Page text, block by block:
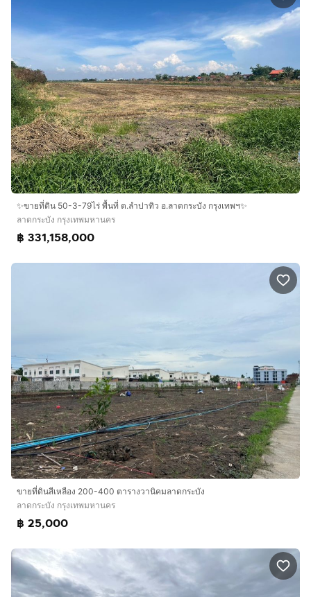
✨ขายที่ดิน 50-3-79ไร่ พื้นที่ ต.ลำปาทิว อ.ลาดกระบัง กรุงเทพฯ✨
ลาดกระบัง กรุงเทพมหานคร
฿ 331,158,000
ขายที่ดินสีเหลือง 200-400 ตารางวานิคมลาดกระบัง
ลาดกระบัง กรุงเทพมหานคร
฿ 25,000